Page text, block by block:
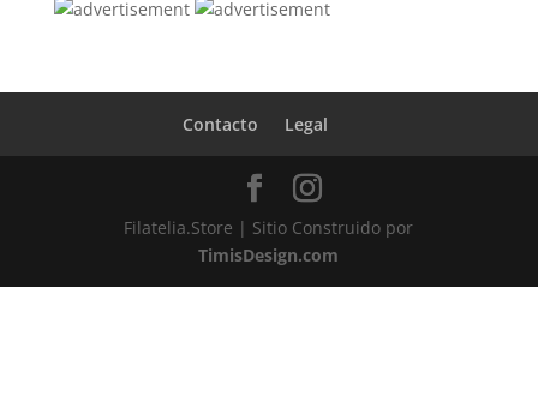
Contacto Legal
Filatelia.Store | Sitio Construido por
TimisDesign.com